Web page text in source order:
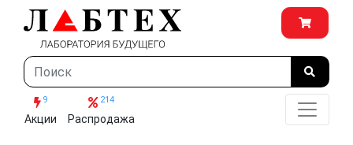
9
Акции
214
Распродажа